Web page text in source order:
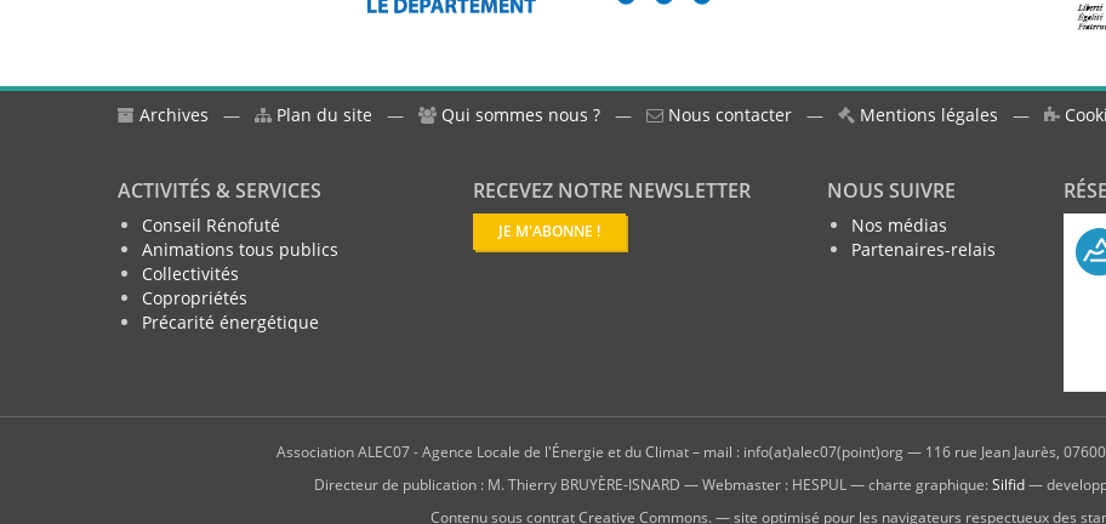
Archives — Plan du site — Qui sommes nous ? — Nous contacter — Mentions légales —
ACTIVITÉS & SERVICES
Conseil Rénofuté
Animations tous publics
Collectivités
Copropriétés
Précarité énergétique
RECEVEZ NOTRE NEWSLETTER
JE M'ABONNE !
NOUS SUIVRE
Nos médias
Partenaires-relais
Association ALEC07 - Agence Locale de l'Énergie et du Climat – mail : info(at)alec07(point)org — 116 rue Jean Jaurès,
Directeur de publication : M. Thierry BRUYÈRE-ISNARD — Webmaster : HESPUL — charte graphique:Silfid—
Contenu sous contrat Creative Commons. — site optimisé pour les navigateurs respectueux des